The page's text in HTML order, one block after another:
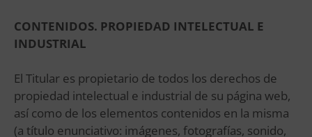
CONTENIDOS. PROPIEDAD INTELECTUAL E
INDUSTRIAL
El Titular es propietario de todos los derechos de
propiedad intelectual e industrial de su página web,
así como de los elementos contenidos en la misma
(a título enunciativo: imágenes, fotografías, sonido,